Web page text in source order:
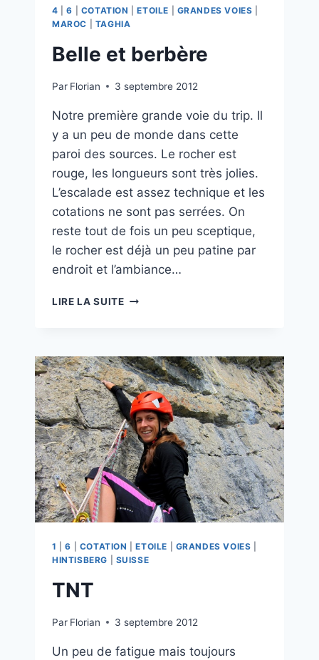
4 |6 COTATION |ETOILE GRANDES VOIES
MAROC
TAGHIA
Belle et berbère
Par Florian 3 septembre 2012
Notre première grande voie du trip. Il
y a un peu de monde dans cette
paroi des sources. Le rocher est
rouge, les longueurs sont très jolies.
L’escalade est assez technique et les
cotations ne sont pas serrées. On
reste tout de fois un peu sceptique,
le rocher est déjà un peu patine par
endroit et l’ambiance…
LIRE LA SUITEBELLE
1 |6 COTATION |ETOILE GRANDES VOIES
HINTISBERG
SUISSE
TNT
Par Florian 3 septembre 2012
Un peu de fatigue mais toujours